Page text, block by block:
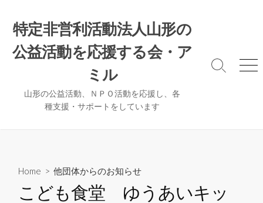
特定非営利活動法人山形の
公益活動を応援する会・ア
ミル
山形の公益活動、ＮＰＯ活動を応援し、各
種支援・サポートをしています
検
メ
Home > 他団体からのお知らせ
こども食堂 ゆうあいキッ